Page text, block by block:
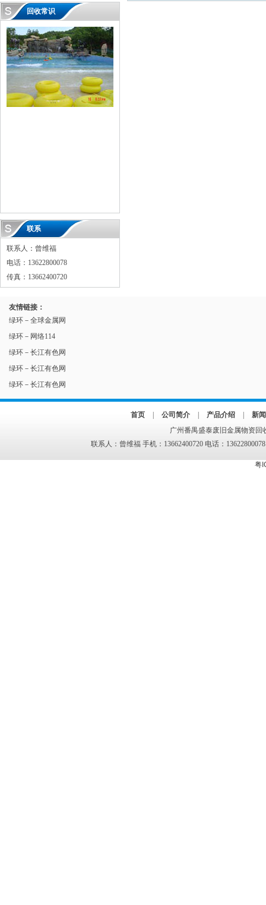
回收常识
联系
联系人：曾维福
电话：13622800078
传真：13662400720
友情链接：
绿环－全球金属网
绿环－网络114
绿环－长江有色网
绿环－长江有色网
绿环－长江有色网
首页 公司简介 产品介绍
新
广州番禺盛泰废旧金属物资回
联系人：曾维福 手机：13662400720 电话：
粤